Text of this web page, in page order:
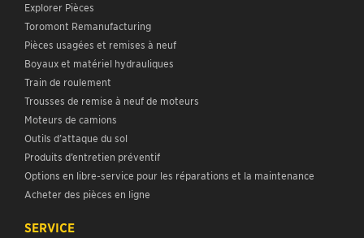
Explorer Pièces
Toromont Remanufacturing
Pièces usagées et remises à neuf
Boyaux et matériel hydrauliques
Train de roulement
Trousses de remise à neuf de moteurs
Moteurs de camions
Outils d’attaque du sol
Produits d’entretien préventif
Options en libre-service pour les réparations et la maintenance
Acheter des pièces en ligne
SERVICE